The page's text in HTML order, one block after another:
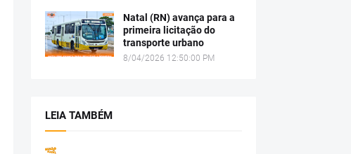
Natal (RN) avança para a
primeira licitação do
transporte urbano
8/04/2026 12:50:00 PM
LEIA TAMBÉM